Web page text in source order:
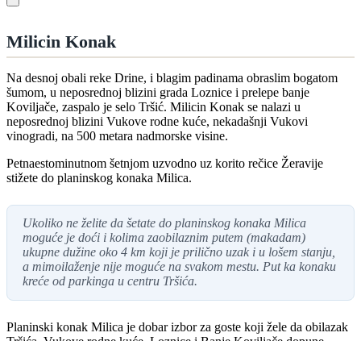
Milicin Konak
Na desnoj obali reke Drine, i blagim padinama obraslim bogatom
šumom, u neposrednoj blizini grada Loznice i prelepe banje
Koviljače, zaspalo je selo Tršić. Milicin Konak se nalazi u
neposrednoj blizini Vukove rodne kuće, nekadašnji Vukovi
vinogradi, na 500 metara nadmorske visine.
Petnaestominutnom šetnjom uzvodno uz korito rečice Žeravije
stižete do planinskog konaka Milica.
Ukoliko ne želite da šetate do planinskog konaka Milica
moguće je doći i kolima zaobilaznim putem (makadam)
ukupne dužine oko 4 km koji je prilično uzak i u lošem stanju,
a mimoilaženje nije moguće na svakom mestu. Put ka konaku
kreće od parkinga u centru Tršića.
Planinski konak Milica je dobar izbor za goste koji žele da obilazak